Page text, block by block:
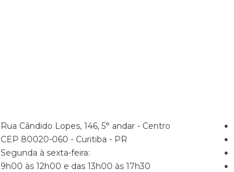
Rua Cândido Lopes, 146, 5° andar - Centro
CEP 80020-060 - Curitiba - PR
Segunda à sexta-feira:
9h00 às 12h00 e das 13h00 às 17h30